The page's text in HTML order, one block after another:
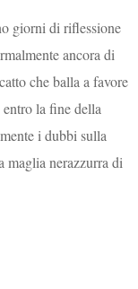
giorni di riflessione
ancora di
che balla a favore
entro la fine della
i dubbi sulla
maglia nerazzurra di